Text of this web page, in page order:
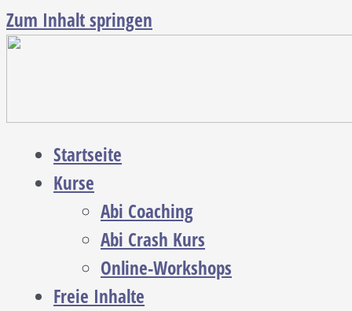
Zum Inhalt springen
Startseite
Kurse
Abi Coaching
Abi Crash Kurs
Online-Workshops
Freie Inhalte